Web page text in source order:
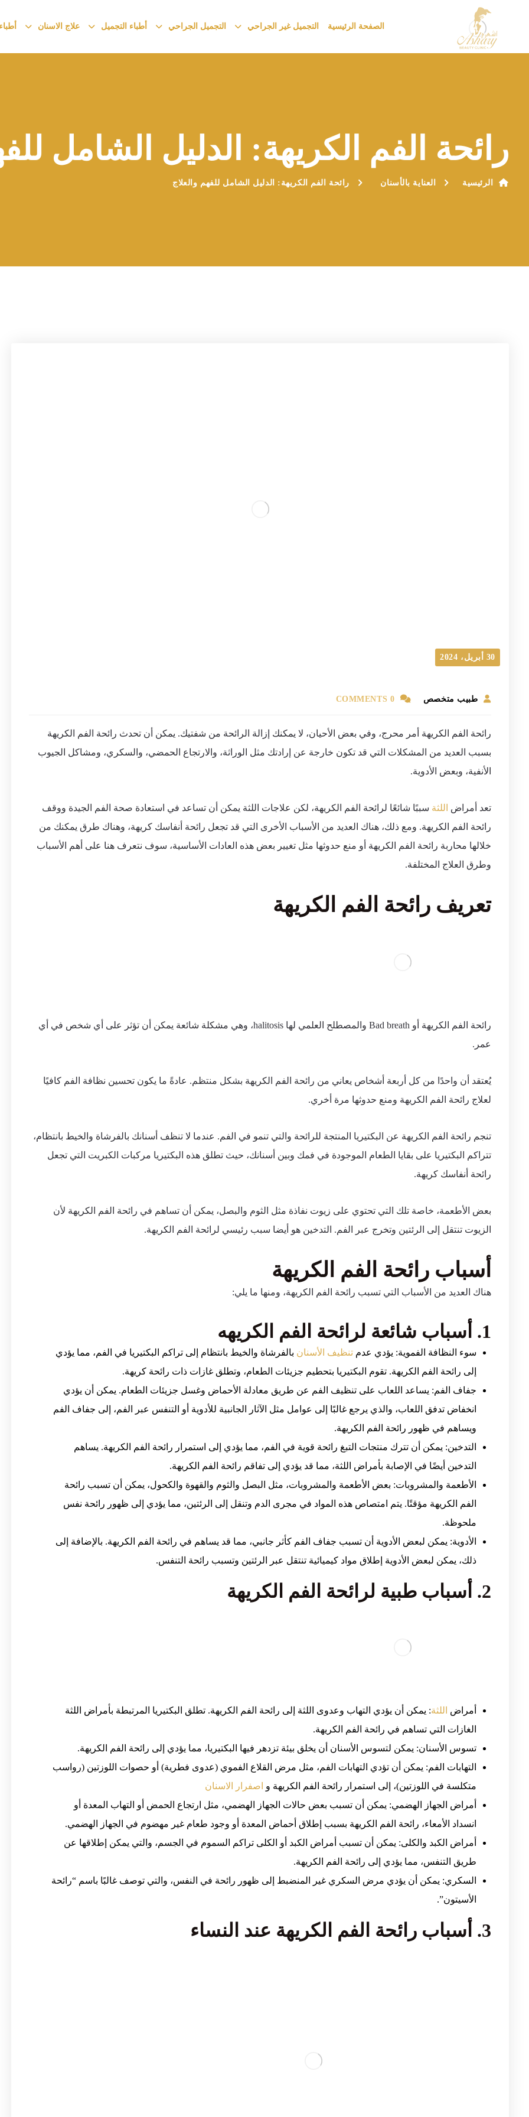
الصفحة الرئيسية التجميل غير الجراحي التجميل الجراحي أطباء التجميل علاج الاسنان
رائحة الفم الكريهة: الدليل الشامل
الرئيسية العناية بالأسنان رائحة الفم الكريهة: الدليل الشامل للفهم والعلاج
30 أبريل، 2024
طبيب متخصص 0 COMMENTS
رائحة الفم الكريهة أمر محرج، وفي بعض الأحيان، لا يمكنك إزالة الرائحة من شفتيك. يمكن أن تحدث رائحة الفم الكريهة
بسبب العديد من المشكلات التي قد تكون خارجة عن إرادتك مثل الوراثة، والارتجاع الحمضي، والسكري، ومشاكل الجيوب
الأنفية، وبعض الأدوية.
تعد أمراض اللثة سببًا شائعًا لرائحة الفم الكريهة، لكن علاجات اللثة يمكن أن تساعد في استعادة صحة الفم الجيدة ووقف
رائحة الفم الكريهة. ومع ذلك، هناك العديد من الأسباب الأخرى التي قد تجعل رائحة أنفاسك كريهة، وهناك طرق يمكنك من
خلالها محاربة رائحة الفم الكريهة أو منع حدوثها مثل تغيير بعض هذه العادات الأساسية، سوف نتعرف هنا على أهم الأسباب
وطرق العلاج المختلفة.
تعريف رائحة الفم الكريهة
رائحة الفم الكريهة أو Bad breath والمصطلح العلمي لها halitosis، وهي مشكلة شائعة يمكن أن تؤثر على أي شخص في أي
عمر.
يُعتقد أن واحدًا من كل أربعة أشخاص يعاني من رائحة الفم الكريهة بشكل منتظم. عادةً ما يكون تحسين نظافة الفم كافيًا
لعلاج رائحة الفم الكريهة ومنع حدوثها مرة أخري.
تنجم رائحة الفم الكريهة عن البكتيريا المنتجة للرائحة والتي تنمو في الفم. عندما لا تنظف أسنانك بالفرشاة والخيط بانتظام،
تتراكم البكتيريا على بقايا الطعام الموجودة في فمك وبين أسنانك، حيث تطلق هذه البكتيريا مركبات الكبريت التي تجعل
رائحة أنفاسك كريهة.
بعض الأطعمة، خاصة تلك التي تحتوي على زيوت نفاذة مثل الثوم والبصل، يمكن أن تساهم في رائحة الفم الكريهة لأن
الزيوت تنتقل إلى الرئتين وتخرج عبر الفم. التدخين هو أيضا سبب رئيسي لرائحة الفم الكريهة.
أسباب رائحة الفم الكريهة
هناك العديد من الأسباب التي تسبب رائحة الفم الكريهة، ومنها ما يلي:
1. أسباب شائعة لرائحة الفم الكريهه
سوء النظافة الفموية: يؤدي عدم تنظيف الأسنان بالفرشاة والخيط بانتظام إلى تراكم البكتيريا في الفم، مما يؤدي
إلى رائحة الفم الكريهة. تقوم البكتيريا بتحطيم جزيئات الطعام، وتطلق غازات ذات رائحة كريهة.
جفاف الفم: يساعد اللعاب على تنظيف الفم عن طريق معادلة الأحماض وغسل جزيئات الطعام. يمكن أن يؤدي
انخفاض تدفق اللعاب، والذي يرجع غالبًا إلى عوامل مثل الآثار الجانبية للأدوية أو التنفس عبر الفم، إلى جفاف الفم
ويساهم في ظهور رائحة الفم الكريهة.
التدخين: يمكن أن تترك منتجات التبغ رائحة قوية في الفم، مما يؤدي إلى استمرار رائحة الفم الكريهة. يساهم
التدخين أيضًا في الإصابة بأمراض اللثة، مما قد يؤدي إلى تفاقم رائحة الفم الكريهة.
الأطعمة والمشروبات: بعض الأطعمة والمشروبات، مثل البصل والثوم والقهوة والكحول، يمكن أن تسبب رائحة
الفم الكريهة مؤقتًا. يتم امتصاص هذه المواد في مجرى الدم وتنقل إلى الرئتين، مما يؤدي إلى ظهور رائحة نفس
ملحوظة.
الأدوية: يمكن لبعض الأدوية أن تسبب جفاف الفم كأثر جانبي، مما قد يساهم في رائحة الفم الكريهة. بالإضافة إلى
ذلك، يمكن لبعض الأدوية إطلاق مواد كيميائية تنتقل عبر الرئتين وتسبب رائحة التنفس.
2. أسباب طبية لرائحة الفم الكريهة
أمراض اللثة: يمكن أن يؤدي التهاب وعدوى اللثة إلى رائحة الفم الكريهة. تطلق البكتيريا المرتبطة بأمراض اللثة
الغازات التي تساهم في رائحة الفم الكريهة.
تسوس الأسنان: يمكن لتسوس الأسنان أن يخلق بيئة تزدهر فيها البكتيريا، مما يؤدي إلى رائحة الفم الكريهة.
التهابات الفم: يمكن أن تؤدي التهابات الفم، مثل مرض القلاع الفموي (عدوى فطرية) أو حصوات اللوزتين (رواسب
متكلسة في اللوزتين)، إلى استمرار رائحة الفم الكريهة و اصفرار الاسنان
أمراض الجهاز الهضمي: يمكن أن تسبب بعض حالات الجهاز الهضمي، مثل ارتجاع الحمض أو التهاب المعدة أو
انسداد الأمعاء، رائحة الفم الكريهة بسبب إطلاق أحماض المعدة أو وجود طعام غير مهضوم في الجهاز الهضمي.
أمراض الكبد والكلى: يمكن أن تسبب أمراض الكبد أو الكلى تراكم السموم في الجسم، والتي يمكن إطلاقها عن
طريق التنفس، مما يؤدي إلى رائحة الفم الكريهة.
السكري: يمكن أن يؤدي مرض السكري غير المنضبط إلى ظهور رائحة في النفس، والتي توصف غالبًا باسم “رائحة
الأسيتون”.
3. أسباب رائحة الفم الكريهة عند النساء